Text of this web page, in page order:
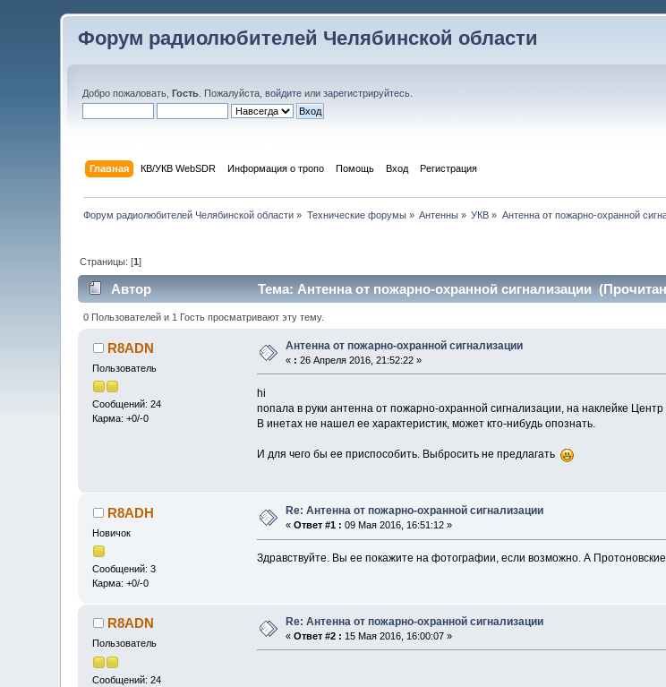
Форум радиолюбителей Челябинской области
Добро пожаловать,Гость . Пожалуйста,войдите илизарегистрируйтесь
Главная КВ/УКВ WebSDR Информация о тропо Помощь Вход Регистрация
Форум радиолюбителей Челябинской области » Технические форумы» Антенны » УКВ » Антенна от пожарно-охранной
Страницы: [1]
Автор Тема: Антенна от пожарно-охранной сигнализации
0 Пользователей и 1 Гость просматривают эту тему.
R8ADN
Пользователь
Сообщений: 24
Карма: +0/-0
Антенна от пожарно-охранной сигнализации
« : 26 Апреля 2016, 21:52:22 »
hi
попала в руки антенна от пожарно-охранной сигнализации, на наклейке
В инетах не нашел ее характеристик, может кто-нибудь опознать.
И для чего бы ее приспособить. Выбросить не предлагать
R8ADH
Новичок
Сообщений: 3
Карма: +0/-0
Re: Антенна от пожарно-охранной сигнализации
«Ответ #1 : 09 Мая 2016, 16:51:12 »
Здравствуйте. Вы ее покажите на фотографии, если возможно. А
R8ADN
Пользователь
Сообщений: 24
Re: Антенна от пожарно-охранной сигнализации
«Ответ #2 : 15 Мая 2016, 16:00:07 »